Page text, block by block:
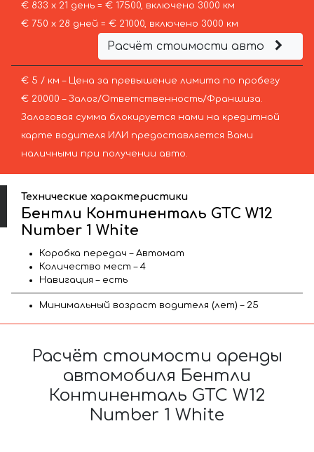
€ 833 х 21 день = € 17500, включено 3000 км
€ 750 х 28 дней = € 21000, включено 3000 км
Расчёт стоимости авто
€ 5 / км – Цена за превышение лимита по пробегу
€ 20000 – Залог/Ответственность/Франшиза.
Залоговая сумма блокируется нами на кредитной
карте водителя ИЛИ предоставляется Вами
наличными при получении авто.
Технические характеристики
Бентли Континенталь GTC W12
Number 1 White
Коробка передач – Автомат
Количество мест – 4
Навигация – есть
Минимальный возраст водителя (лет) – 25
Расчёт стоимости аренды
автомобиля Бентли
Континенталь GTC W12
Number 1 White